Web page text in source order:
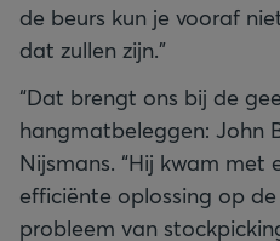
de beurs kun je vooraf
dat zullen zijn.”
“Dat brengt ons bij de
hangmatbeleggen: John
Nijsmans. “Hij kwam met
efficiënte oplossing op
probleem van